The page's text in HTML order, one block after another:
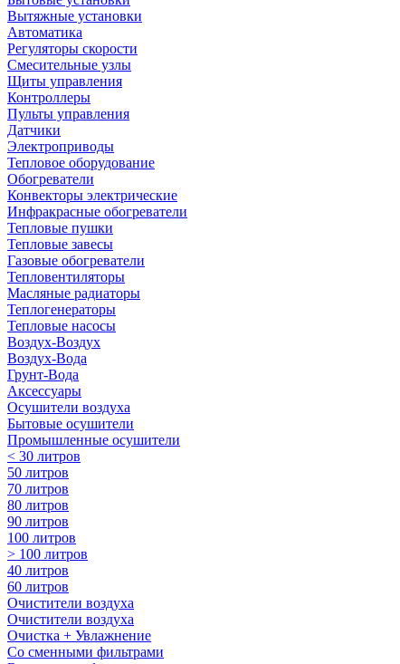
Вытяжные установки
Автоматика
Регуляторы скорости
Смесительные узлы
Щиты управления
Контроллеры
Пульты управления
Датчики
Электроприводы
Тепловое оборудование
Обогреватели
Конвекторы электрические
Инфракрасные обогреватели
Тепловые пушки
Тепловые завесы
Газовые обогреватели
Тепловентиляторы
Масляные радиаторы
Теплогенераторы
Тепловые насосы
Воздух-Воздух
Воздух-Вода
Грунт-Вода
Аксессуары
Осушители воздуха
Бытовые осушители
Промышленные осушители
< 30 литров
50 литров
70 литров
80 литров
90 литров
100 литров
> 100 литров
40 литров
60 литров
Очистители воздуха
Очистители воздуха
Очистка + Увлажнение
Cо сменными фильтрами